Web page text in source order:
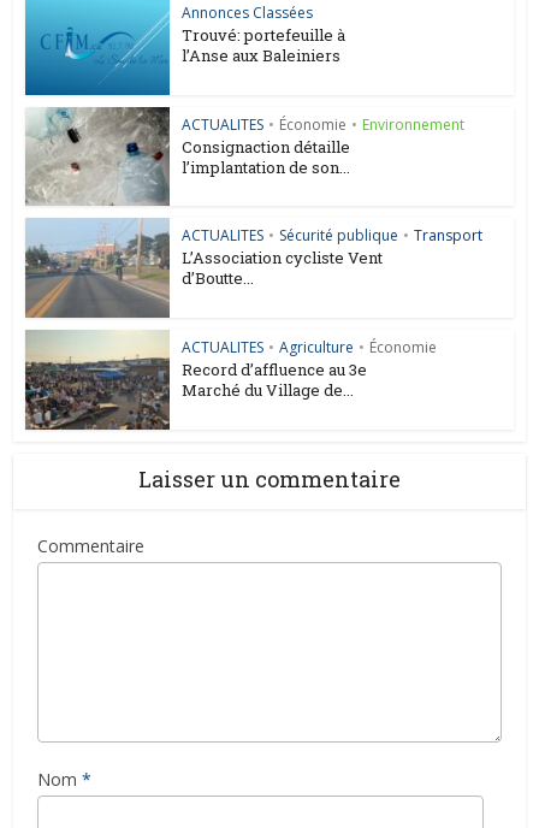
Annonces Classées
Trouvé: portefeuille à
l’Anse aux Baleiniers
ACTUALITES • Économie • Environnement
Consignaction détaille
l’implantation de son...
ACTUALITES • Sécurité publique • Transport
L’Association cycliste Vent
d’Boutte...
ACTUALITES • Agriculture • Économie
Record d’affluence au 3e
Marché du Village de...
Laisser un commentaire
Commentaire
Nom *